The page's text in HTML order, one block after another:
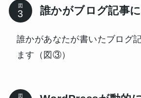
図 誰かがブログ記事
誰かがあなたが書いたブログ
ます（図③）
図